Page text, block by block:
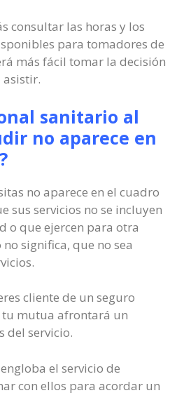
consultar las horas y los
para tomadores de
más fácil tomar la decisión
asistir.
sanitario al
no aparece en
no aparece en el cuadro
sus servicios no se incluyen
o que ejercen para otra
significa, que no sea
cliente de un seguro
tu mutua afrontará un
del servicio.
el servicio de
con ellos para acordar un